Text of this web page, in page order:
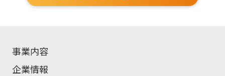
事業内容
企業情報